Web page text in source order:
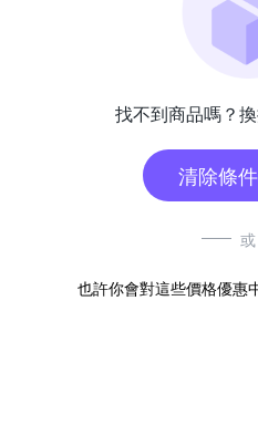
找不到商品嗎？
清除條
或
也許你會對這些價格優惠